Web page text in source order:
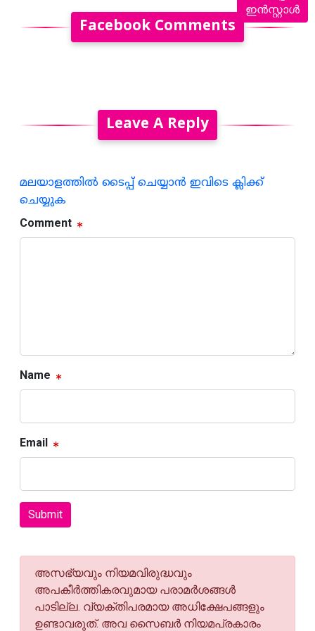
Facebook Comments
Leave A Reply
മലയാളത്തില്‍ ടൈപ്പ് ചെയ്യാന്‍ ഇവിടെ ക്ലിക്ക്
ചെയ്യുക
Comment
Name
Email
Submit
അസഭ്യവും നിയമവിരുദ്ധവും
അപകീര്‍ത്തികരവുമായ പരാമര്‍ശങ്ങള്‍
പാടില്ല. വ്യക്തിപരമായ അധിക്ഷേപങ്ങളും
ഉണ്ടാവരുത്. അവ സൈബര്‍ നിയമപ്രകാരം
ഇൻസ്റ്റാൾ